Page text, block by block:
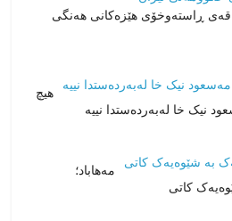
ڕاستەوخۆی هێزەکانی هەنگی
هیچ
نیک خا لەبەردەستدا نییە
مەهاباد؛
کاتی